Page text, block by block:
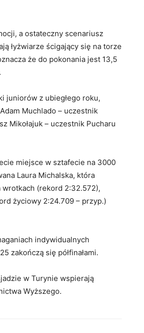
a ostateczny scenariusz
łyżwiarze ścigający się na torze
że do pokonania jest 13,5
juniorów z ubiegłego roku,
Muchlado – uczestnik
Mikołajuk – uczestnik Pucharu
miejsce w sztafecie na 3000
Laura Michalska, która
(rekord 2:32.572),
życiowy 2:24.709 – przyp.)
indywidualnych
zakończą się półfinałami.
w Turynie wspierają
Wyższego.